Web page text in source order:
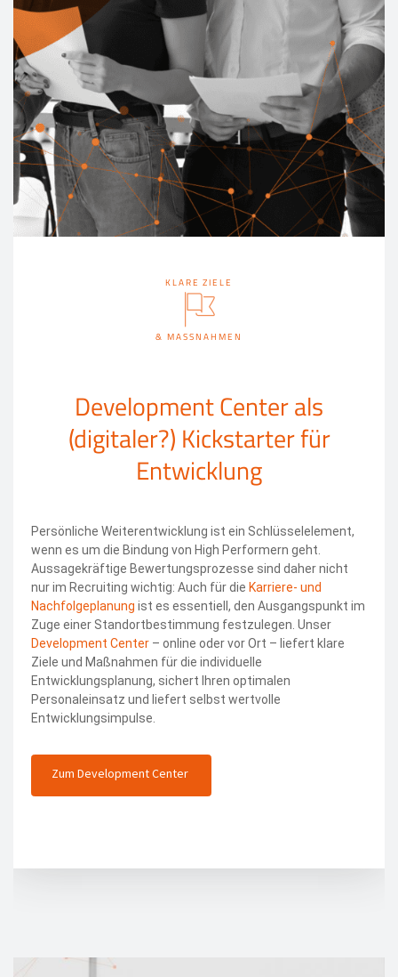
KLARE ZIELE
& MASSNAHMEN
Development Center als
(digitaler?) Kickstarter für
Entwicklung
Persönliche Weiterentwicklung ist ein Schlüsselelement,
wenn es um die Bindung von High Performern geht.
Aussagekräftige Bewertungsprozesse sind daher nicht
nur im Recruiting wichtig: Auch für die Karriere- und
Nachfolgeplanung ist es essentiell, den Ausgangspunkt im
Zuge einer Standortbestimmung festzulegen. Unser
Development Center – online oder vor Ort – liefert klare
Ziele und Maßnahmen für die individuelle
Entwicklungsplanung, sichert Ihren optimalen
Personaleinsatz und liefert selbst wertvolle
Entwicklungsimpulse.
Zum Development Center